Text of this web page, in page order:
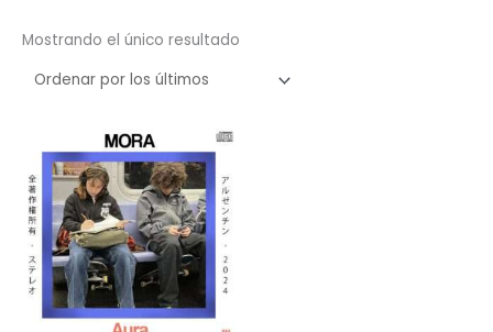
Mostrando el único resultado